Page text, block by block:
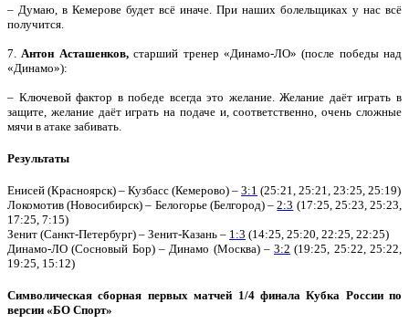
– Думаю, в Кемерове будет всё иначе. При наших болельщиках у нас всё
получится.
7.Антон Асташенков,старший тренер «Динамо-ЛО» (после победы над
«Динамо»):
– Ключевой фактор в победе всегда это желание. Желание даёт играть в
защите, желание даёт играть на подаче и, соответственно, очень сложные
мячи в атаке забивать.
Результаты
Енисей (Красноярск) – Кузбасс (Кемерово) – 3:1 (25:21, 25:21, 23:25, 25:19)
Локомотив (Новосибирск) – Белогорье (Белгород) –2:3 (17:25, 25:23, 25:23,
17:25, 7:15)
Зенит (Санкт-Петербург) – Зенит-Казань – 1:3 (14:25, 25:20, 22:25, 22:25)
Динамо-ЛО (Сосновый Бор) – Динамо (Москва) –3:2 (19:25, 25:22, 25:22,
19:25, 15:12)
Символическая сборная первых матчей 1/4 финала Кубка России по
версии «БО Спорт»